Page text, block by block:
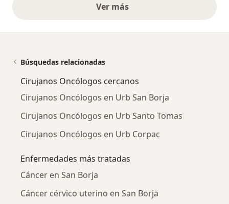
Ver másopiniones anteriores
Búsquedas relacionadas
Cirujanos Oncólogos cercanos
Cirujanos Oncólogos en Urb San Borja
Cirujanos Oncólogos en Urb Santo Tomas
Cirujanos Oncólogos en Urb Corpac
Enfermedades más tratadas
Cáncer en San Borja
Cáncer cérvico uterino en San Borja